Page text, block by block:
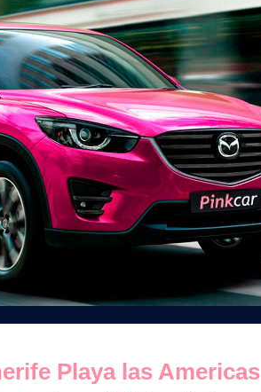
Playa las Americas